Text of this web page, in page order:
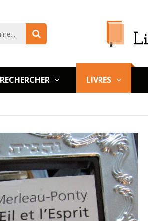
RECHERCHER LIVRES